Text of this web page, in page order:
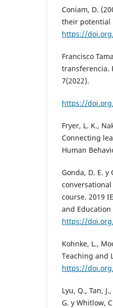
Coniam, D.
their potential
https://
Francisco
transferencia.
7(2022).
https://
Fryer, L. K.,
Connecting
Human
Gonda, D. E.
course. 2019
and Education
https://doi.org/
Kohnke, L.,
Teaching and
https://
Lyu, Q., Tan,
G. y Whitlow,